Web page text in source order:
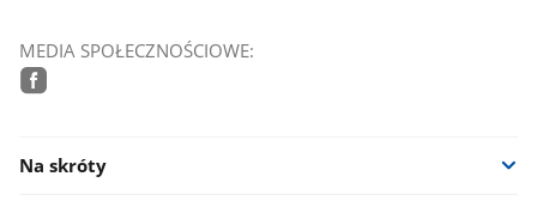
MEDIA SPOŁECZNOŚCIOWE:
Na skróty